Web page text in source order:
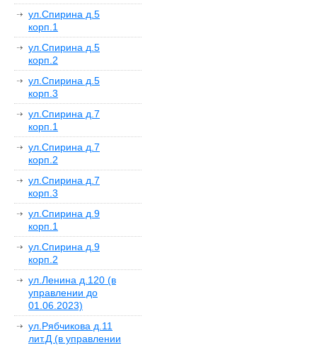
ул.Спирина д.5
корп.1
ул.Спирина д.5
корп.2
ул.Спирина д.5
корп.3
ул.Спирина д.7
корп.1
ул.Спирина д.7
корп.2
ул.Спирина д.7
корп.3
ул.Спирина д.9
корп.1
ул.Спирина д.9
корп.2
ул.Ленина д.120 (в
управлении до
01.06.2023)
ул.Рябчикова д.11
лит.Д (в управлении